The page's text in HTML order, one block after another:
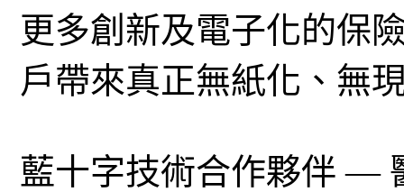
更多創新及電子化的保
戶帶來真正無紙化、無
藍十字技術合作夥伴 —